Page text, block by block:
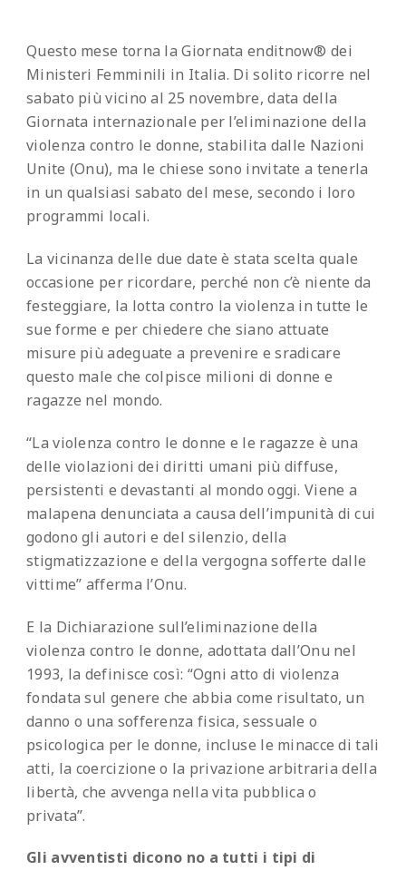
Questo mese torna la Giornata enditnow® dei
Ministeri Femminili in Italia. Di solito ricorre nel
sabato più vicino al 25 novembre, data della
Giornata internazionale per l’eliminazione della
violenza contro le donne, stabilita dalle Nazioni
Unite (Onu), ma le chiese sono invitate a tenerla
in un qualsiasi sabato del mese, secondo i loro
programmi locali.
La vicinanza delle due date è stata scelta quale
occasione per ricordare, perché non c’è niente da
festeggiare, la lotta contro la violenza in tutte le
sue forme e per chiedere che siano attuate
misure più adeguate a prevenire e sradicare
questo male che colpisce milioni di donne e
ragazze nel mondo.
“La violenza contro le donne e le ragazze è una
delle violazioni dei diritti umani più diffuse,
persistenti e devastanti al mondo oggi. Viene a
malapena denunciata a causa dell’impunità di cui
godono gli autori e del silenzio, della
stigmatizzazione e della vergogna sofferte dalle
vittime” afferma l’Onu.
E la Dichiarazione sull’eliminazione della
violenza contro le donne, adottata dall’Onu nel
1993, la definisce così: “Ogni atto di violenza
fondata sul genere che abbia come risultato, un
danno o una sofferenza fisica, sessuale o
psicologica per le donne, incluse le minacce di tali
atti, la coercizione o la privazione arbitraria della
libertà, che avvenga nella vita pubblica o
privata”.
Gli avventisti dicono no a tutti i tipi di